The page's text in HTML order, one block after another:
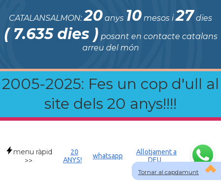
CATALANSALMON:20 anys 10 mesos i27 dies
( 7.635 dies ) posant en contacte catalans
arreu del món
2005-2025: Fes un cop d'ull al
site dels 20 anys!!!!
Tornar al capdamunt
menu ràpid
>>
20
ANYS!
whatsapp
Allotjament a
DEU